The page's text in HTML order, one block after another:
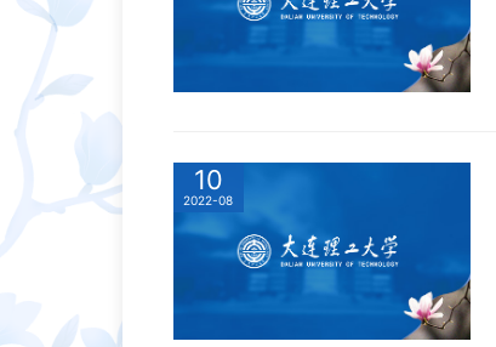
10
2022-08